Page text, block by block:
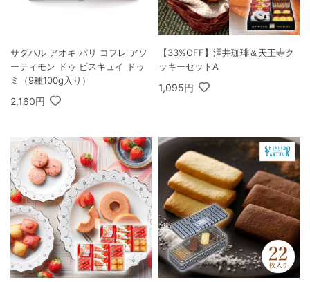
サダハル アオキ パリ コフレ アソ
ーティモン ドゥ ビスキュイ ドゥ
ミ（9種100g入り）
2,160円
【33%OFF】澤井珈琲＆天王寺ク
ッキーセットA
1,095円